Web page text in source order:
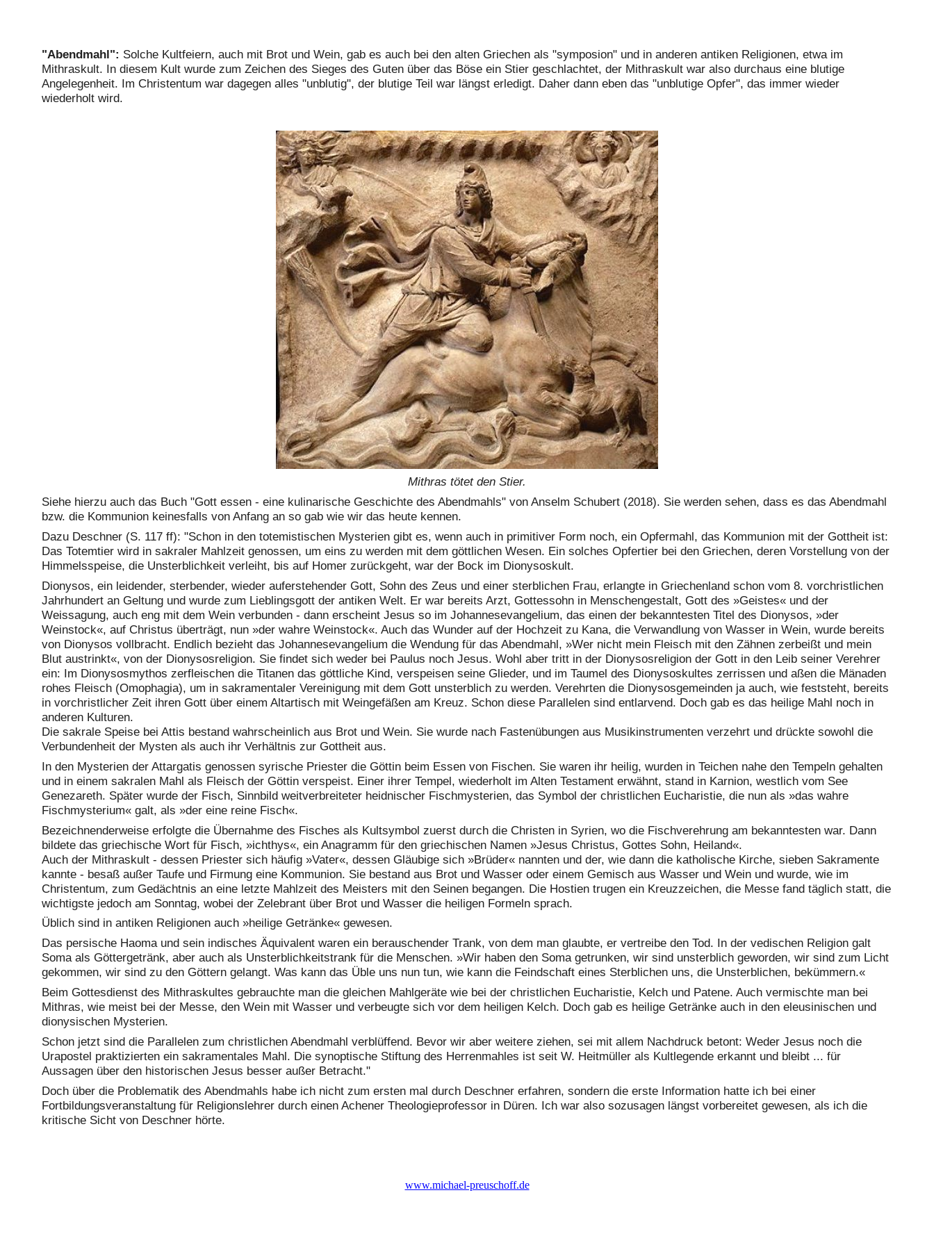
"Abendmahl": Solche Kultfeiern, auch mit Brot und Wein, gab es auch bei den alten Griechen als "symposion" und in anderen antiken Religionen, etwa im
Mithraskult. In diesem Kult wurde zum Zeichen des Sieges des Guten über das Böse ein Stier geschlachtet, der Mithraskult war also durchaus eine blutige
Angelegenheit. Im Christentum war dagegen alles "unblutig", der blutige Teil war längst erledigt. Daher dann eben das "unblutige Opfer", das immer wieder
wiederholt wird.
Mithras tötet den Stier.
Siehe hierzu auch das Buch "Gott essen - eine kulinarische Geschichte des Abendmahls" von Anselm Schubert (2018). Sie werden sehen, dass es das Abendmahl
bzw. die Kommunion keinesfalls von Anfang an so gab wie wir das heute kennen.
Dazu Deschner (S. 117 ff): "Schon in den totemistischen Mysterien gibt es, wenn auch in primitiver Form noch, ein Opfermahl, das Kommunion mit der Gottheit ist:
Das Totemtier wird in sakraler Mahlzeit genossen, um eins zu werden mit dem göttlichen Wesen. Ein solches Opfertier bei den Griechen, deren Vorstellung von der
Himmelsspeise, die Unsterblichkeit verleiht, bis auf Homer zurückgeht, war der Bock im Dionysoskult.
Dionysos, ein leidender, sterbender, wieder auferstehender Gott, Sohn des Zeus und einer sterblichen Frau, erlangte in Griechenland schon vom 8. vorchristlichen
Jahrhundert an Geltung und wurde zum Lieblingsgott der antiken Welt. Er war bereits Arzt, Gottessohn in Menschengestalt, Gott des »Geistes« und der
Weissagung, auch eng mit dem Wein verbunden - dann erscheint Jesus so im Johannesevangelium, das einen der bekanntesten Titel des Dionysos, »der
Weinstock«, auf Christus überträgt, nun »der wahre Weinstock«. Auch das Wunder auf der Hochzeit zu Kana, die Verwandlung von Wasser in Wein, wurde bereits
von Dionysos vollbracht. Endlich bezieht das Johannesevangelium die Wendung für das Abendmahl, »Wer nicht mein Fleisch mit den Zähnen zerbeißt und mein
Blut austrinkt«, von der Dionysosreligion. Sie findet sich weder bei Paulus noch Jesus. Wohl aber tritt in der Dionysosreligion der Gott in den Leib seiner Verehrer
ein: Im Dionysosmythos zerfleischen die Titanen das göttliche Kind, verspeisen seine Glieder, und im Taumel des Dionysoskultes zerrissen und aßen die Mänaden
rohes Fleisch (Omophagia), um in sakramentaler Vereinigung mit dem Gott unsterblich zu werden. Verehrten die Dionysosgemeinden ja auch, wie feststeht, bereits
in vorchristlicher Zeit ihren Gott über einem Altartisch mit Weingefäßen am Kreuz. Schon diese Parallelen sind entlarvend. Doch gab es das heilige Mahl noch in
anderen Kulturen.
Die sakrale Speise bei Attis bestand wahrscheinlich aus Brot und Wein. Sie wurde nach Fastenübungen aus Musikinstrumenten verzehrt und drückte sowohl die
Verbundenheit der Mysten als auch ihr Verhältnis zur Gottheit aus.
In den Mysterien der Attargatis genossen syrische Priester die Göttin beim Essen von Fischen. Sie waren ihr heilig, wurden in Teichen nahe den Tempeln gehalten
und in einem sakralen Mahl als Fleisch der Göttin verspeist. Einer ihrer Tempel, wiederholt im Alten Testament erwähnt, stand in Karnion, westlich vom See
Genezareth. Später wurde der Fisch, Sinnbild weitverbreiteter heidnischer Fischmysterien, das Symbol der christlichen Eucharistie, die nun als »das wahre
Fischmysterium« galt, als »der eine reine Fisch«.
Bezeichnenderweise erfolgte die Übernahme des Fisches als Kultsymbol zuerst durch die Christen in Syrien, wo die Fischverehrung am bekanntesten war. Dann
bildete das griechische Wort für Fisch, »ichthys«, ein Anagramm für den griechischen Namen »Jesus Christus, Gottes Sohn, Heiland«.
Auch der Mithraskult - dessen Priester sich häufig »Vater«, dessen Gläubige sich »Brüder« nannten und der, wie dann die katholische Kirche, sieben Sakramente
kannte - besaß außer Taufe und Firmung eine Kommunion. Sie bestand aus Brot und Wasser oder einem Gemisch aus Wasser und Wein und wurde, wie im
Christentum, zum Gedächtnis an eine letzte Mahlzeit des Meisters mit den Seinen begangen. Die Hostien trugen ein Kreuzzeichen, die Messe fand täglich statt, die
wichtigste jedoch am Sonntag, wobei der Zelebrant über Brot und Wasser die heiligen Formeln sprach.
Üblich sind in antiken Religionen auch »heilige Getränke« gewesen.
Das persische Haoma und sein indisches Äquivalent waren ein berauschender Trank, von dem man glaubte, er vertreibe den Tod. In der vedischen Religion galt
Soma als Göttergetränk, aber auch als Unsterblichkeitstrank für die Menschen. »Wir haben den Soma getrunken, wir sind unsterblich geworden, wir sind zum Licht
gekommen, wir sind zu den Göttern gelangt. Was kann das Üble uns nun tun, wie kann die Feindschaft eines Sterblichen uns, die Unsterblichen, bekümmern.«
Beim Gottesdienst des Mithraskultes gebrauchte man die gleichen Mahlgeräte wie bei der christlichen Eucharistie, Kelch und Patene. Auch vermischte man bei
Mithras, wie meist bei der Messe, den Wein mit Wasser und verbeugte sich vor dem heiligen Kelch. Doch gab es heilige Getränke auch in den eleusinischen und
dionysischen Mysterien.
Schon jetzt sind die Parallelen zum christlichen Abendmahl verblüffend. Bevor wir aber weitere ziehen, sei mit allem Nachdruck betont: Weder Jesus noch die
Urapostel praktizierten ein sakramentales Mahl. Die synoptische Stiftung des Herrenmahles ist seit W. Heitmüller als Kultlegende erkannt und bleibt ... für
Aussagen über den historischen Jesus besser außer Betracht."
Doch über die Problematik des Abendmahls habe ich nicht zum ersten mal durch Deschner erfahren, sondern die erste Information hatte ich bei einer
Fortbildungsveranstaltung für Religionslehrer durch einen Achener Theologieprofessor in Düren. Ich war also sozusagen längst vorbereitet gewesen, als ich die
kritische Sicht von Deschner hörte.
www.michael-preuschoff.de